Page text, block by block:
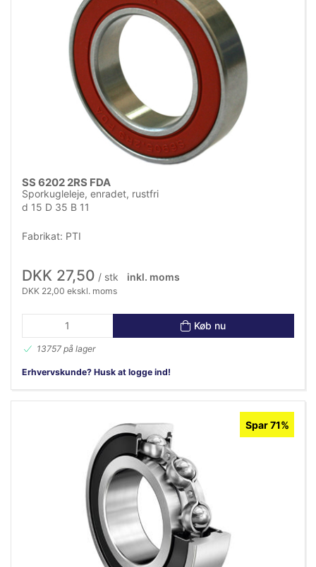
SS 6202 2RS FDA
Sporkugleleje, enradet, rustfri
d 15 D 35 B 11
Fabrikat: PTI
DKK 27,50 / stk inkl. moms
DKK 22,00 ekskl. moms
Køb nu
13757 på lager
Erhvervskunde? Husk at logge ind!
Spar 71%